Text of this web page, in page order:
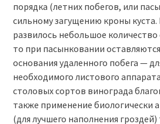
порядка (летних побегов, или
сильному загущению кроны куста.
развилось небольшое
то при пасынковании
основания удаленного побега —
необходимого листового
столовых сортов винограда
также применение биологически
(для лучшего наполнения гроздей)